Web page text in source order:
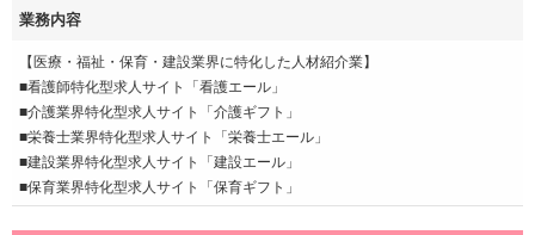
業務内容
【医療・福祉・保育・建設業界に特化した人材紹介業】
■看護師特化型求人サイト「看護エール」
■介護業界特化型求人サイト「介護ギフト」
■栄養士業界特化型求人サイト「栄養士エール」
■建設業界特化型求人サイト「建設エール」
■保育業界特化型求人サイト「保育ギフト」